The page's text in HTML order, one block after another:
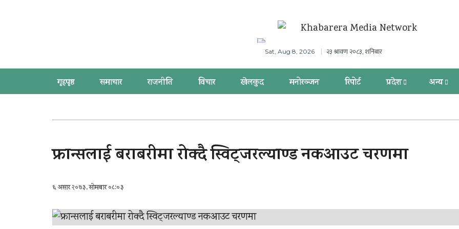
Sat, Aug 8, 2026 २३ श्रावण २०८३, शनिबार
गृहपृष्ठ समाचार राजनीति विचार खेलकुद मनोरञ्जन रिपोर्ट प्रदेश अन्य
फ्रान्सलाई बराबरीमा रोक्दै स्विट्जरल्याण्ड नकआउट चरणमा
६ असार २०७३, सोमबार ०८:०३